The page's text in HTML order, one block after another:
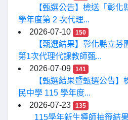
【甄選公告】檢送「彰
學年度第 2 次代理...
2026-07-10
150
【甄選結果】彰化縣立
第1次代理代課教師甄...
2026-07-09
141
【甄選結果暨甄選公告】
民中學 115 學年度...
2026-07-23
135
115學年新生導師抽籤結